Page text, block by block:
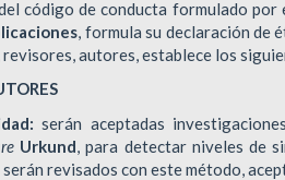
código de conducta formulado por
, formula su declaración
autores, establece los
serán aceptadas
Urkund , para detectar niveles de
revisados con este método,